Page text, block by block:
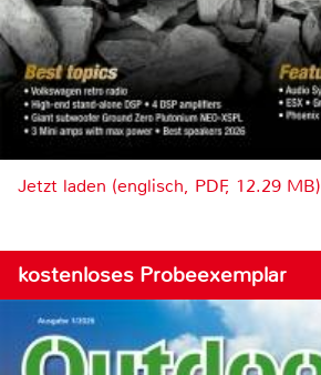
Jetzt laden (englisch, PDF, 12.29 MB)
kostenloses Probeexemplar